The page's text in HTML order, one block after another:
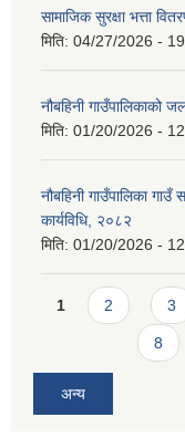
सामाजिक सुरक्षा भत्ता
मिति: 04/27/2026 -
नौबहिनी गाउँपालिकाको
मिति: 01/20/2026 -
नौबहिनी गाउँपालिका
कार्यविधि, २०८२
मिति: 01/20/2026 -
Pages
1 2 3
8
अन्य